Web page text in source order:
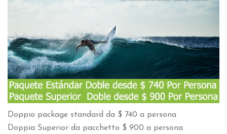
Doppio package standard da $ 740 a persona
Doppia Superior da pacchetto $ 900 a persona